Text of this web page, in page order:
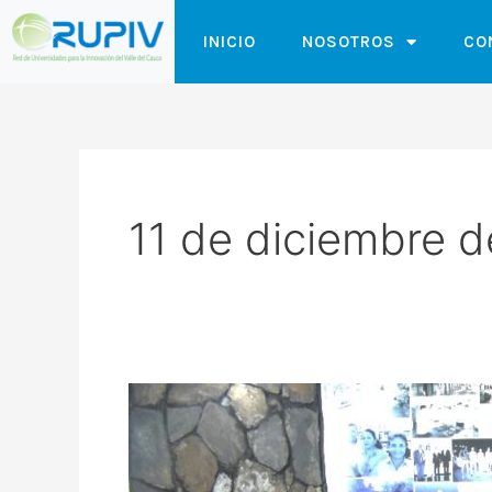
INICIO NOSOTROS
11 de diciembre
ENCUENTRO
CON
LOS
EMPRESARIOS